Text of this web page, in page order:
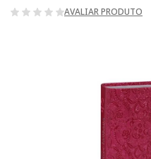
AVALIAR PRODUTO